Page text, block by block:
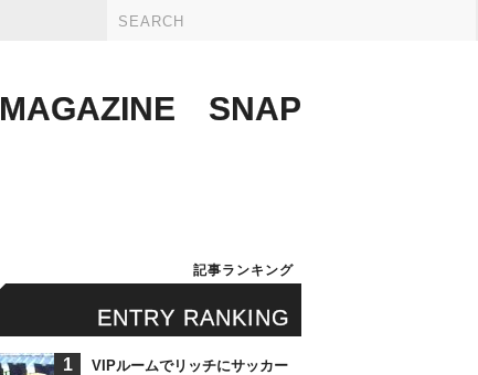
MAGAZINE SNAP
ENTRY RANKING
記事ランキング
1
VIPルームでリッチにサッカー